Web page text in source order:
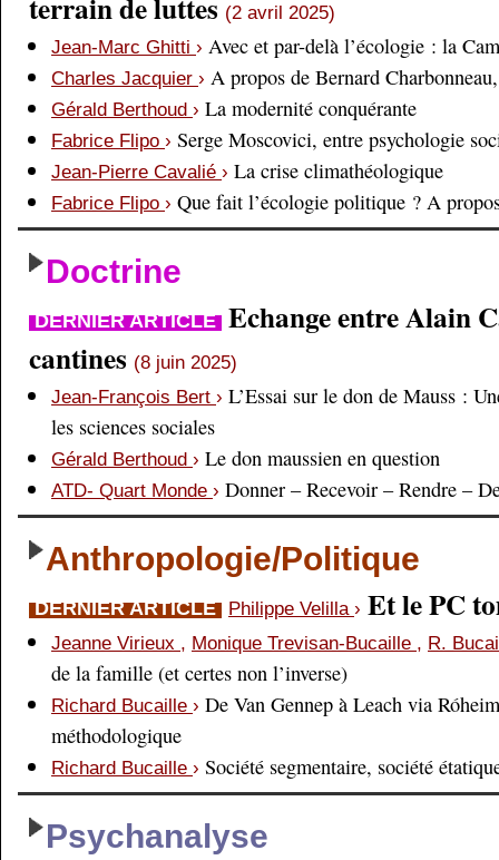
terrain de luttes (2 avril 2025)
Jean-Marc Ghitti › Avec et par-delà l’écologie : la
Charles Jacquier › A propos de Bernard
Gérald Berthoud › La modernité conquérante
Fabrice Flipo › Serge Moscovici, entre psychologie
Jean-Pierre Cavalié › La crise climathéologique
Fabrice Flipo › Que fait l’écologie politique ? A
Doctrine
DERNIER ARTICLE Echange entre Alain
cantines (8 juin 2025)
Jean-François Bert › L’Essai sur le don de Mauss :
les sciences sociales
Gérald Berthoud › Le don maussien en question
ATD- Quart Monde › Donner – Recevoir – Rendre –
Anthropologie/Politique
DERNIER ARTICLE Philippe Velilla › Et le PC
Jeanne Virieux , Monique Trevisan-Bucaille , R.
de la famille (et certes non l’inverse)
Richard Bucaille › De Van Gennep à Leach via
méthodologique
Richard Bucaille › Société segmentaire, société
Psychanalyse